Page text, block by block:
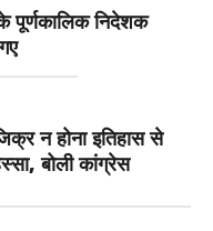
पूर्णकालिक निदेशक
न होना इतिहास से
बोली कांग्रेस